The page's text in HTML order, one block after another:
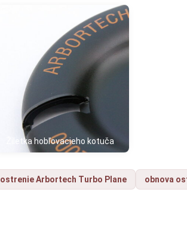
Žiletka hobľovacieho kotuča
ostrenie Arbortech Turbo Plane obnova